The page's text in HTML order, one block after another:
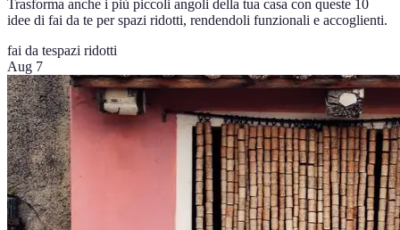
Trasforma anche i più piccoli angoli della tua casa con queste 10
idee di fai da te per spazi ridotti, rendendoli funzionali e accoglienti.
fai da tespazi ridotti
Aug 7